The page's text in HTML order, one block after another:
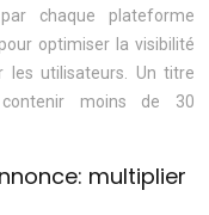
chaque plateforme
optimiser la visibilité
les utilisateurs. Un titre
contenir moins de 30
multiplier